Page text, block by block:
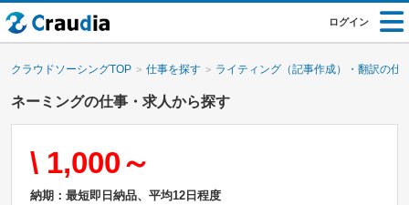
ログイン
クラウドソーシングTOP 仕事を探す ライティング（記事作成）・翻訳の仕
ネーミングの仕事・求人から探す
\ 1,000～
納期：最短即日納品、平均12日程度